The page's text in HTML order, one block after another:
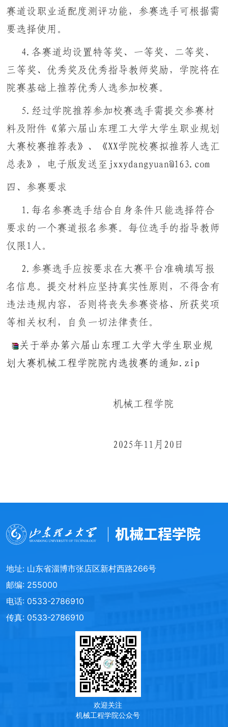
赛道设职业适配度测评功能，参赛选手可根据需
要选择使用。
4.各赛道均设置特等奖、一等奖、二等奖、
三等奖、优秀奖及优秀指导教师奖励，学院将在
院赛基础上推荐优秀人选参加校赛。
5.经过学院推荐参加校赛选手需提交参赛材
料及附件《第六届山东理工大学大学生职业规划
大赛校赛推荐表》、《XX学院校赛拟推荐人选汇
总表》，电子版发送至jxxydangyuan@163.com
四、参赛要求
1.每名参赛选手结合自身条件只能选择符合
要求的一个赛道报名参赛。每位选手的指导教师
仅限1人。
2.参赛选手应按要求在大赛平台准确填写报
名信息。提交材料应坚持真实性原则，不得含有
违法违规内容，否则将丧失参赛资格、所获奖项
等相关权利，自负一切法律责任。
关于举办第六届山东理工大学大学生职业规
划大赛机械工程学院院内选拔赛的通知.zip
机械工程学院
2025年11月20日
地址: 山东省淄博市张店区新村西路266号
邮编: 255000
电话: 0533-2786910
传真: 0533-2786910
欢迎关注
机械工程学院公众号